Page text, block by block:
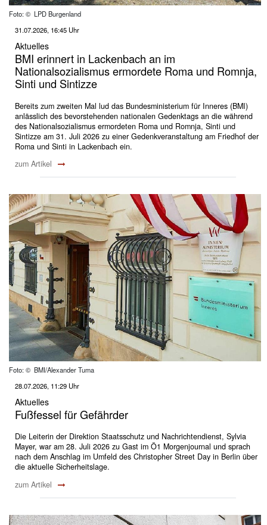
Foto: © LPD Burgenland
31.07.2026, 16:45 Uhr
Aktuelles
BMI erinnert in Lackenbach an im
Nationalsozialismus ermordete Roma und Romnja,
Sinti und Sintizze
Bereits zum zweiten Mal lud das Bundesministerium für Inneres (BMI)
anlässlich des bevorstehenden nationalen Gedenktags an die während
des Nationalsozialismus ermordeten Roma und Romnja, Sinti und
Sintizze am 31. Juli 2026 zu einer Gedenkveranstaltung am Friedhof der
Roma und Sinti in Lackenbach ein.
zum Artikel
Foto: © BMI/Alexander Tuma
28.07.2026, 11:29 Uhr
Aktuelles
Fußfessel für Gefährder
Die Leiterin der Direktion Staatsschutz und Nachrichtendienst, Sylvia
Mayer, war am 28. Juli 2026 zu Gast im Ö1 Morgenjournal und sprach
nach dem Anschlag im Umfeld des Christopher Street Day in Berlin über
die aktuelle Sicherheitslage.
zum Artikel